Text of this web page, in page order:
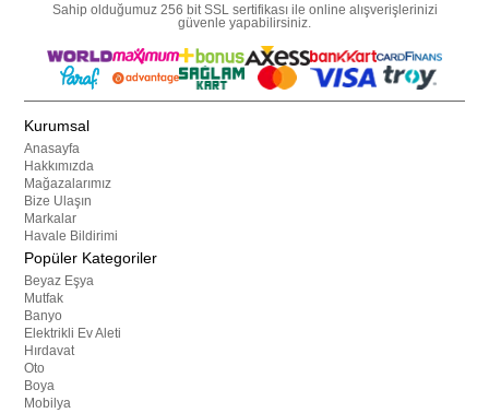
Sahip olduğumuz 256 bit SSL sertifikası ile online alışverişlerinizi
güvenle yapabilirsiniz.
Kurumsal
Anasayfa
Hakkımızda
Mağazalarımız
Bize Ulaşın
Markalar
Havale Bildirimi
Popüler Kategoriler
Beyaz Eşya
Mutfak
Banyo
Elektrikli Ev Aleti
Hırdavat
Oto
Boya
Mobilya